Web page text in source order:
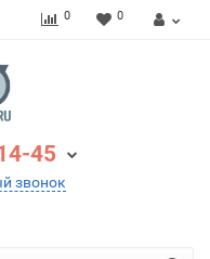
0 0
45
звонок